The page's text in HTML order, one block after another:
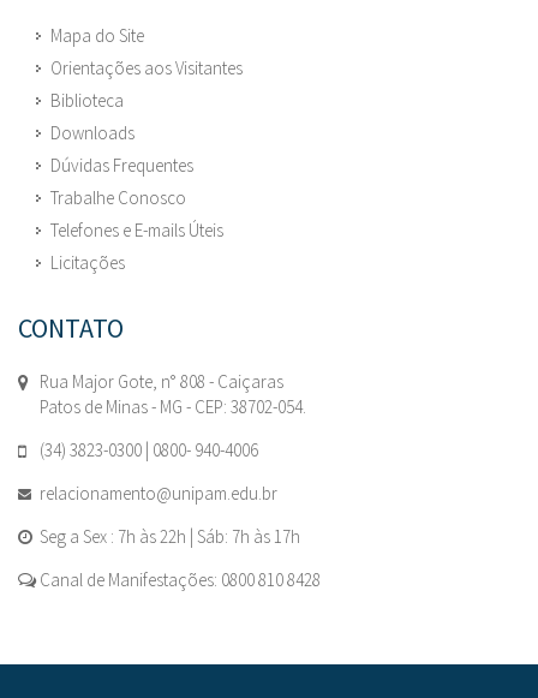
Mapa do Site
Orientações aos Visitantes
Biblioteca
Downloads
Dúvidas Frequentes
Trabalhe Conosco
Telefones e E-mails Úteis
Licitações
CONTATO
Rua Major Gote, n° 808 - Caiçaras
Patos de Minas - MG - CEP: 38702-054.
(34) 3823-0300 | 0800- 940-4006
relacionamento@unipam.edu.br
Seg a Sex : 7h às 22h | Sáb: 7h às 17h
Canal de Manifestações: 0800 810 8428